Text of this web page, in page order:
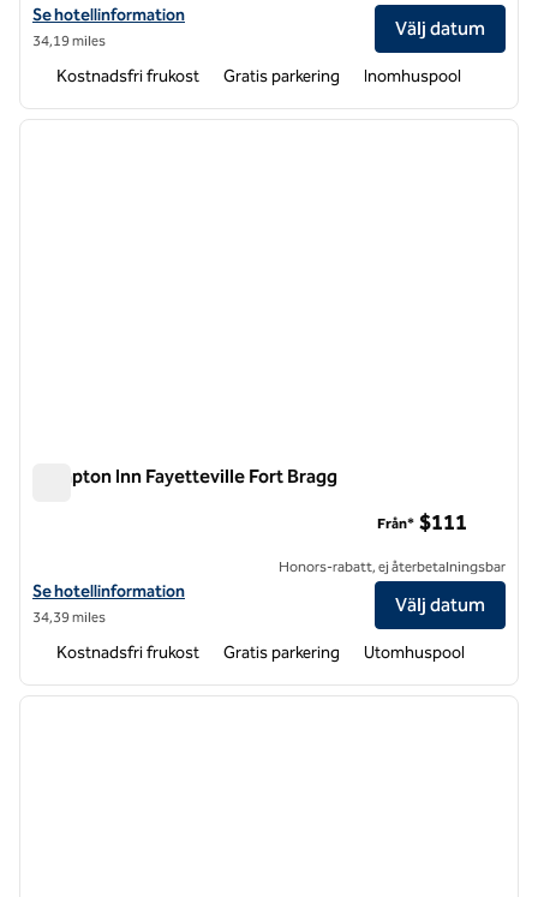
Visa hotelluppgifter för Hampton Inn & Suites Raleigh-Durham
Se hotellinformation
34,19 miles
Välj datum
Kostnadsfri frukost Gratis parkering Inomhuspool
1 av 12
nästa
Hampton Inn Fayetteville Fort Bragg
Visa hotelldetaljer för Hampton Inn Fayetteville Fort Bragg
Se hotellinformation
34,39 miles
Från* $111
Honors-rabatt, ej återbetalningsbar
Välj datum
Kostnadsfri frukost Gratis parkering Utomhuspool
1 av 12
nästa